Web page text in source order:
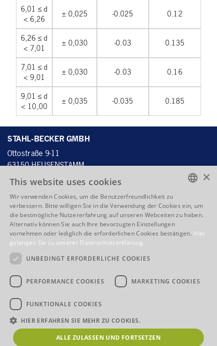
6,01 ≤ d
< 6,26
± 0,025 -0.025 0.12
6,26 ≤ d
< 7,01
± 0,030 -0.03 0.135
7,01 ≤ d
< 9,01
± 0,030 -0.03 0.16
9,01 ≤ d
< 10,00
± 0,035 -0.035 0.185
STAHL-BECKER GMBH
Ottostraße 9-11
63150 HEUSENSTAMM
DEUTSCHLAND
Tel.:+49 6104 4059 - 60
Fax: +49 6104 4059 - 70
info@stahlbecker.de
QUICKLINKS
Products
Competences
Company
Legal notices
GTC
© 2026
ENGLISH
ENGLISH
FRENCH
×
This website uses cookies
Wir verwenden Cookies, um die Benutzerfreundlichkeit zu
verbessern. Bitte willigen Sie in die Verwendung der Cookies ein, um
die bestmögliche Nutzererfahrung auf unseren Webseiten zu haben.
Alternativ können Sie auch Ihre bevorzugten Einstellungen
vornehmen oder lediglich die erforderlichen Cookies bestätigen. Hier
gelangen Sie zu unserer Datenschutzerklärung.
UNBEDINGT ERFORDERLICHE COOKIES
PERFORMANCE COOKIES MARKETING COOKIES
FUNKTIONALE COOKIES
HIER ERFAHREN SIE MEHR ZU COOKIES.
ALLE ZULASSEN UND FORTSETZEN